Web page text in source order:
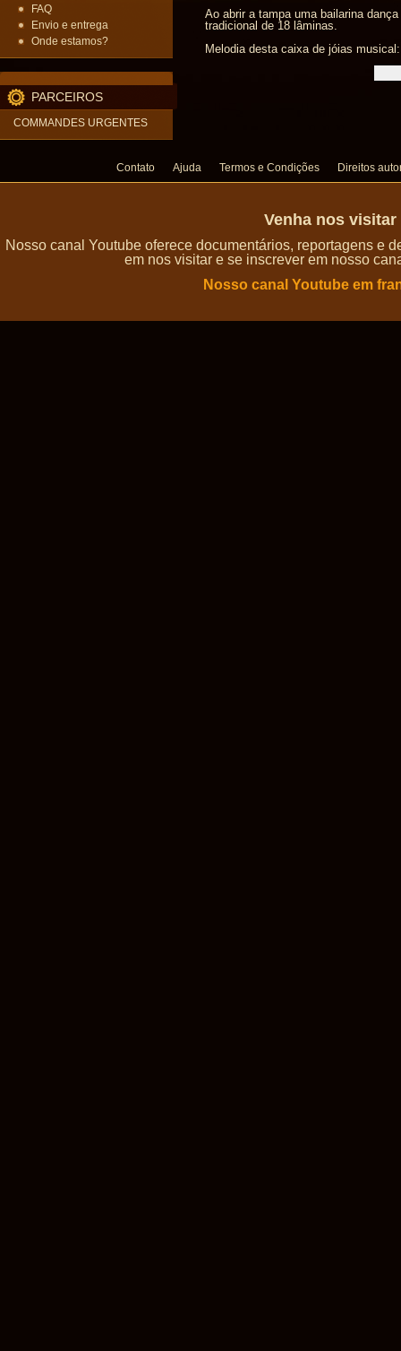
FAQ
Envio e entrega
Onde estamos?
PARCEIROS
COMMANDES URGENTES
Ao abrir a tampa uma bailarina
tradicional de 18 lâminas.
Melodia desta caixa de jóias
Contato Ajuda Termos e Condições Direitos
Venha nos
Nosso canal Youtube oferece documentários, reportagens e
em nos visitar e se inscrever em nosso
Nosso canal Youtube em